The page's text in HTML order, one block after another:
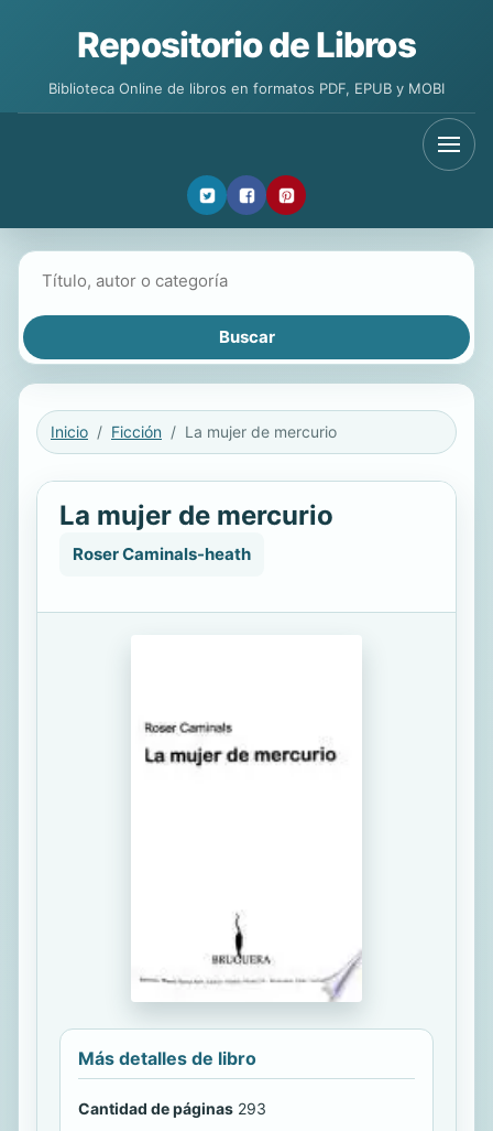
Repositorio de Libros
Biblioteca Online de libros en formatos PDF, EPUB y MOBI
Inicio Ficción La mujer de mercurio
La mujer de mercurio
Roser Caminals-heath
Más detalles de libro
Cantidad de páginas 293